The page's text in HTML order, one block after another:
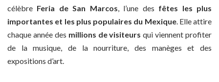
célèbre Feria de San Marcos , l’une des fêtes les plus
importantes et les plus populaires du Mexique. Elle attire
chaque année des millions de visiteurs qui viennent profiter
de la musique, de la nourriture, des manèges et des
expositions d’art.